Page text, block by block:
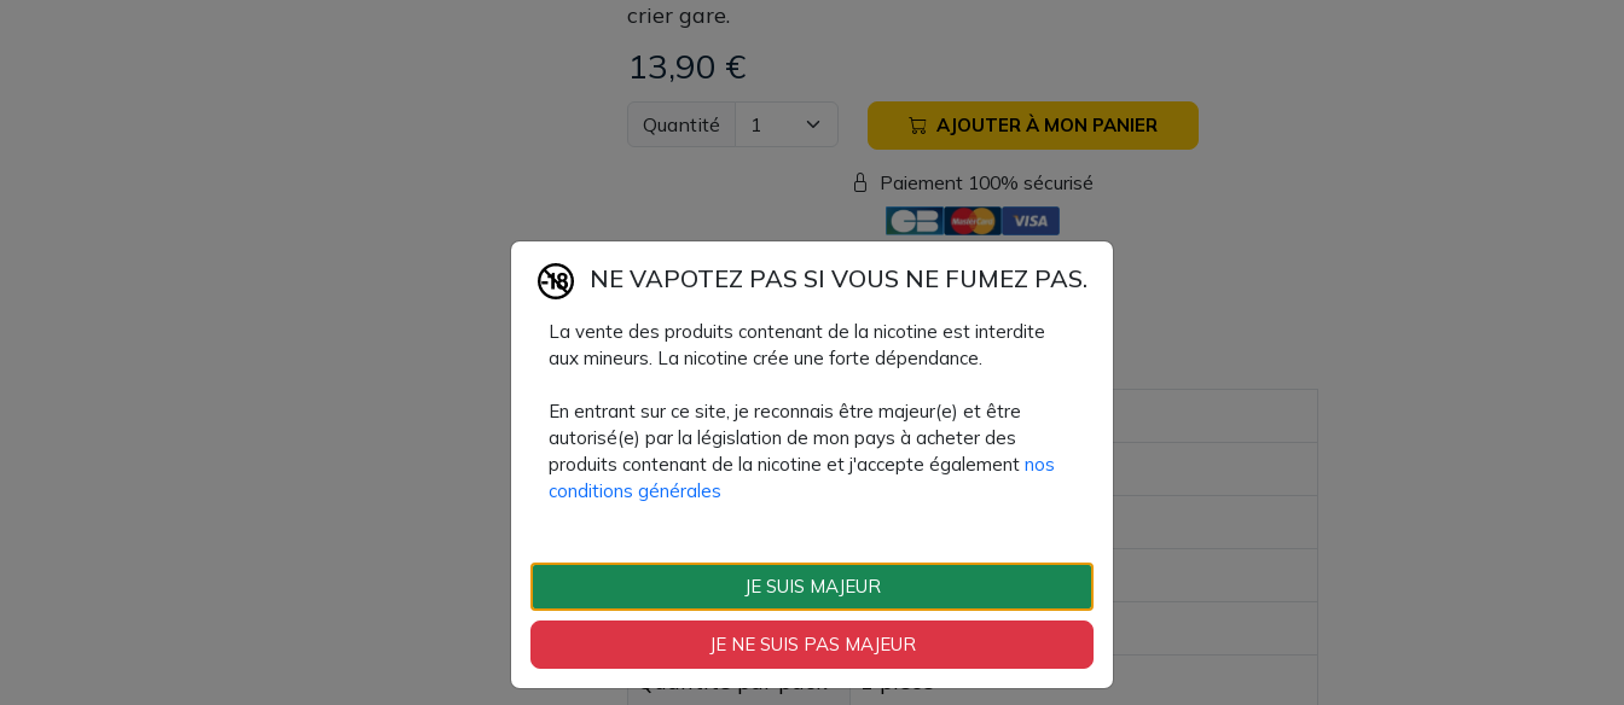
crier gare.
13,90 €
Quantité AJOUTER À MON PANIER
Paiement 100% sécurisé
Fiche technique
Contenance Flacon
100ml
Format Flacon
120ml
Type de Produit
Liquide
Format logistique
Fiole unitaire 100ml
Quantité par pack
1 pièce
NE VAPOTEZ PAS SI VOUS NE FUMEZ PAS.
La vente des produits contenant de la nicotine est interdite
aux mineurs. La nicotine crée une forte dépendance.
En entrant sur ce site, je reconnais être majeur(e) et être
autorisé(e) par la législation de mon pays à acheter des
produits contenant de la nicotine et j'accepte également nos
conditions générales
JE SUIS MAJEUR
JE NE SUIS PAS MAJEUR